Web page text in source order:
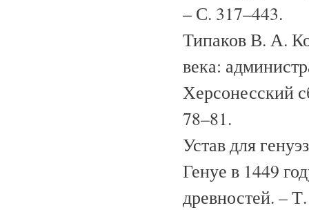
– С. 317–443.
Типаков В. А.
века:
Херсонесский
78–81.
Устав для
Генуе в 1449
древностей. –